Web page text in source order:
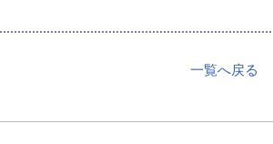
一覧へ戻る